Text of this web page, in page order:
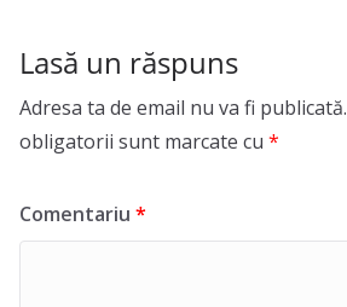
Lasă un răspuns
Adresa ta de email nu va fi publicată.
obligatorii sunt marcate cu *
Comentariu *